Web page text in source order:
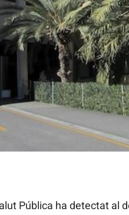
de la variant índia al País
Pública ha detectat al